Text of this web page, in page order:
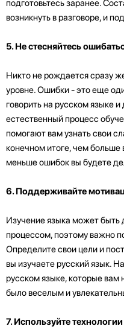
подготовьтесь заранее.
возникнуть в разговоре, и
5. Не стесняйтесь
Никто не рождается сразу
уровне. Ошибки - это еще
говорить на русском языке
естественный процесс
помогают вам узнать свои
конечном итоге, чем больше
меньше ошибок вы будете
6. Поддерживайте
Изучение языка может быть
процессом, поэтому важно
Определите свои цели и
вы изучаете русский язык.
русском языке, которые вам
было веселым и
7. Используйте технологии